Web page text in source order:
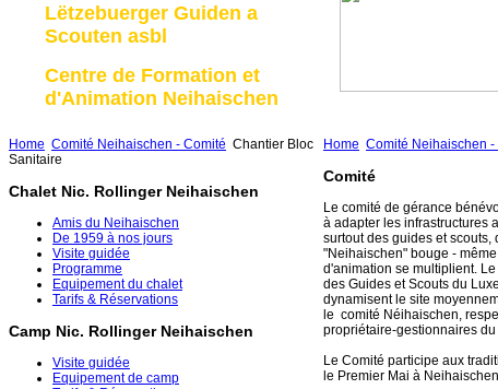
Lëtzebuerger Guiden a
Scouten asbl
Centre de Formation et
d'Animation Neihaischen
Home Comité Neihaischen - Comité Chantier Bloc
Sanitaire
Chalet Nic. Rollinger Neihaischen
Amis du Neihaischen
De 1959 à nos jours
Visite guidée
Programme
Equipement du chalet
Tarifs & Réservations
Camp Nic. Rollinger Neihaischen
Visite guidée
Equipement de camp
Home Comité Neihaischen -
Comité
Le comité de gérance
à adapter les infrastructures
surtout des guides et
"Neihaischen" bouge -
d'animation se multiplient. Le
des Guides et Scouts du
dynamisent le site
le comité Néihaischen,
propriétaire-gestionnaires du
Le Comité participe aux
le Premier Mai à